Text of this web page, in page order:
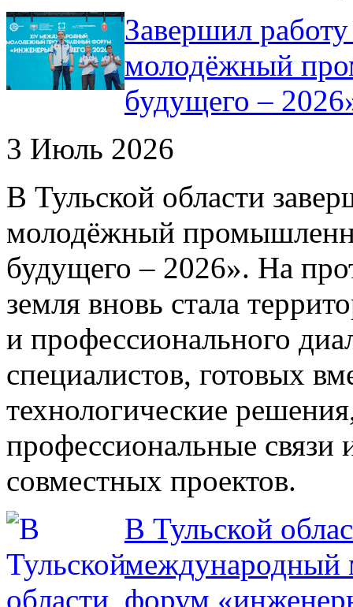
Завершил
молодёжный
будущего –
3 Июль 2026
В Тульской области
молодёжный
будущего – 2026». На
земля вновь стала
и профессионального
специалистов, готовых
технологические
профессиональные связи
совместных проектов.
В Тульской
форум